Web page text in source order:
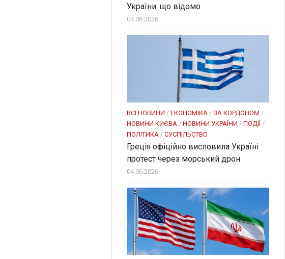
України: що відомо
04.06.2026
ВСІ НОВИНИ / ЕКОНОМІКА / ЗА КОРДОНОМ /
НОВИНИ КИЄВА / НОВИНИ УКРАЇНИ / ПОДІЇ /
ПОЛІТИКА / СУСПІЛЬСТВО
Греція офіційно висловила Україні
протест через морський дрон
04.06.2026